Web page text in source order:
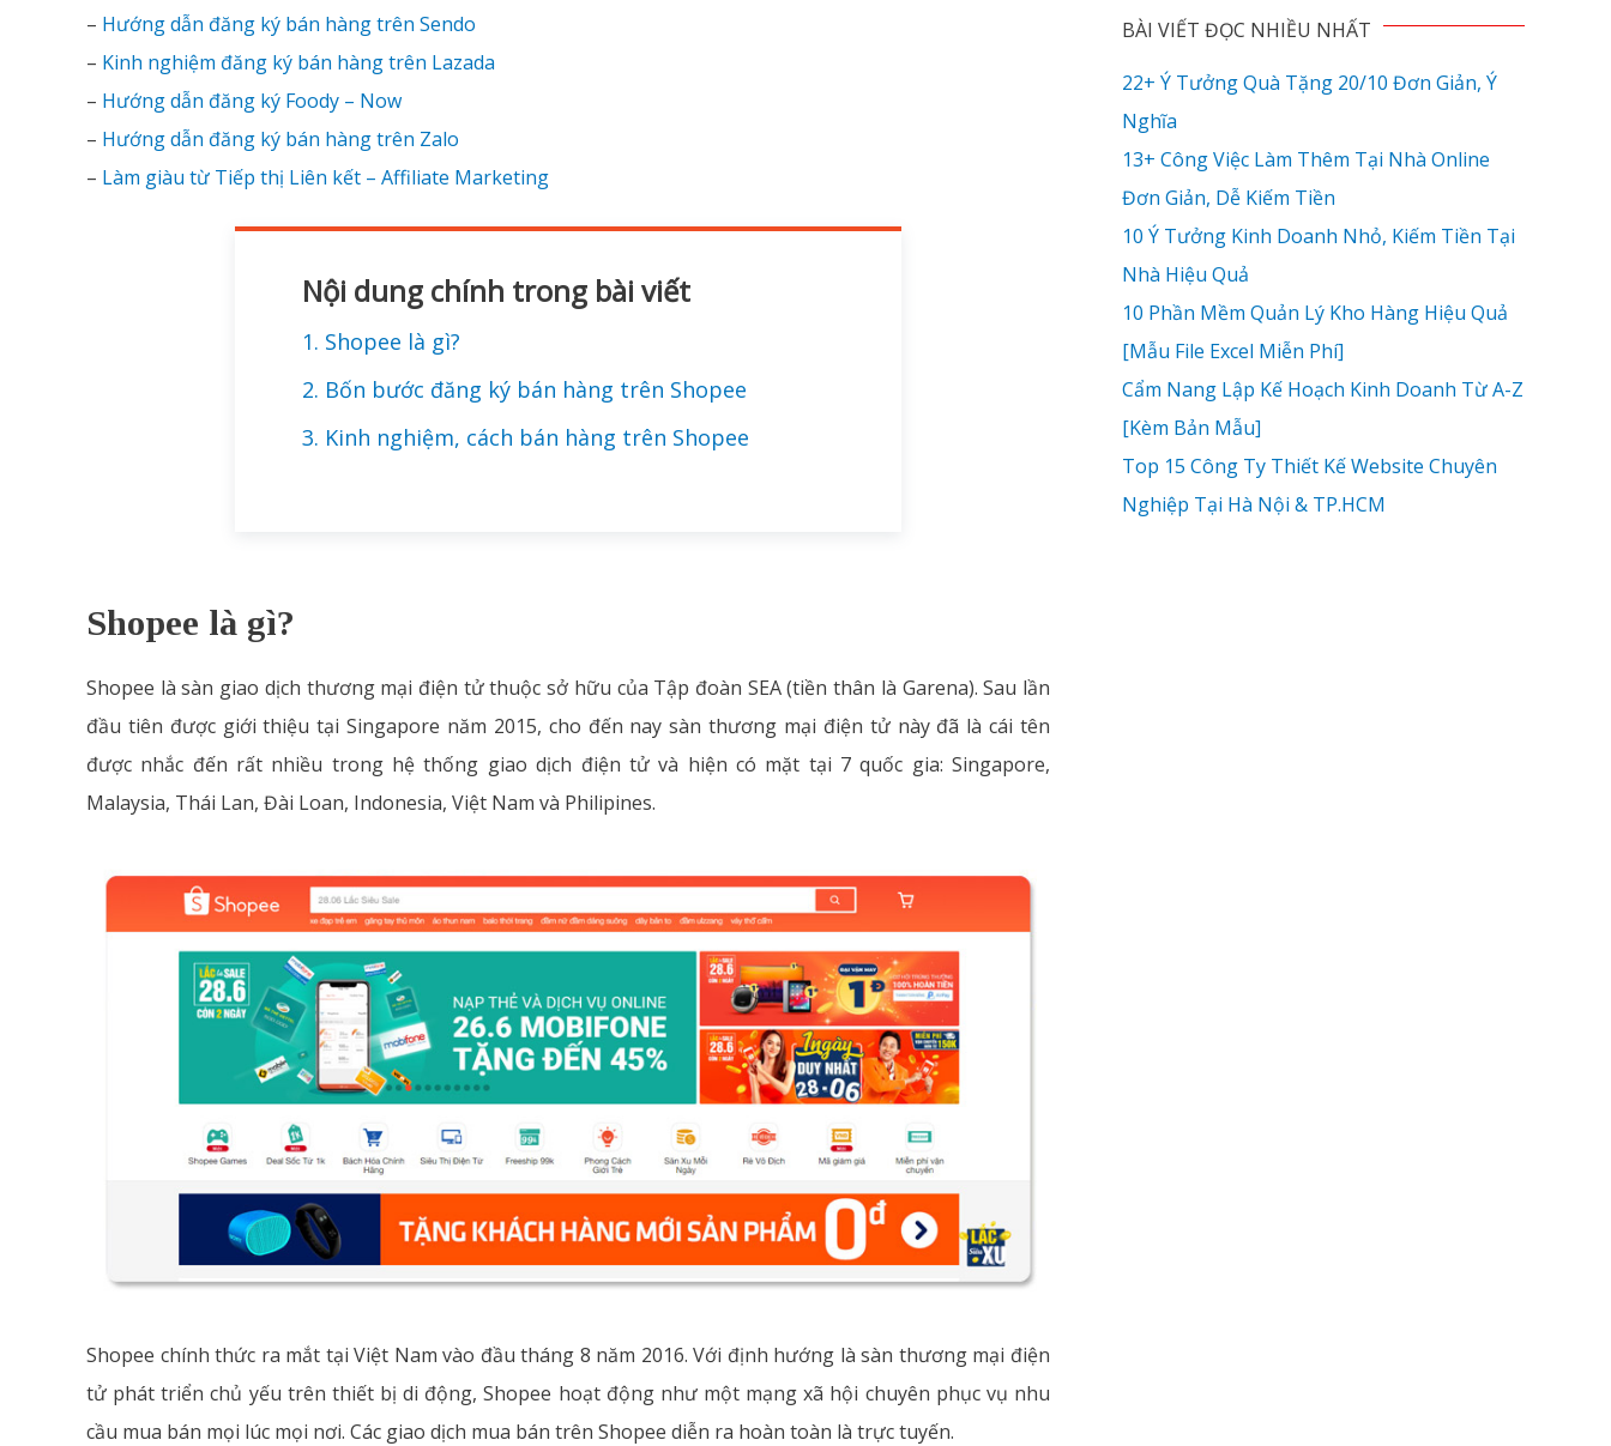
– Hướng dẫn đăng ký bán hàng trên Sendo
– Kinh nghiệm đăng ký bán hàng trên Lazada
– Hướng dẫn đăng ký Foody – Now
– Hướng dẫn đăng ký bán hàng trên Zalo
– Làm giàu từ Tiếp thị Liên kết – Affiliate Marketing
Nội dung chính trong bài viết
1. Shopee là gì?
2. Bốn bước đăng ký bán hàng trên Shopee
3. Kinh nghiệm, cách bán hàng trên Shopee
Shopee là gì?
Shopee là sàn giao dịch thương mại điện tử thuộc sở hữu của Tập đoàn SEA (tiền thân là Garena). Sau lần
đầu tiên được giới thiệu tại Singapore năm 2015, cho đến nay sàn thương mại điện tử này đã là cái tên
được nhắc đến rất nhiều trong hệ thống giao dịch điện tử và hiện có mặt tại 7 quốc gia: Singapore,
Malaysia, Thái Lan, Đài Loan, Indonesia, Việt Nam và Philipines.
Shopee chính thức ra mắt tại Việt Nam vào đầu tháng 8 năm 2016. Với định hướng là sàn thương mại điện
tử phát triển chủ yếu trên thiết bị di động, Shopee hoạt động như một mạng xã hội chuyên phục vụ nhu
cầu mua bán mọi lúc mọi nơi. Các giao dịch mua bán trên Shopee diễn ra hoàn toàn là trực tuyến.
BÀI VIẾT ĐỌC NHIỀU NHẤT
22+ Ý Tưởng Quà Tặng 20/10 Đơn Giản, Ý
Nghĩa
13+ Công Việc Làm Thêm Tại Nhà Online
Đơn Giản, Dễ Kiếm Tiền
10 Ý Tưởng Kinh Doanh Nhỏ, Kiếm Tiền Tại
Nhà Hiệu Quả
10 Phần Mềm Quản Lý Kho Hàng Hiệu Quả
[Mẫu File Excel Miễn Phí]
Cẩm Nang Lập Kế Hoạch Kinh Doanh Từ A-Z
[Kèm Bản Mẫu]
Top 15 Công Ty Thiết Kế Website Chuyên
Nghiệp Tại Hà Nội & TP.HCM